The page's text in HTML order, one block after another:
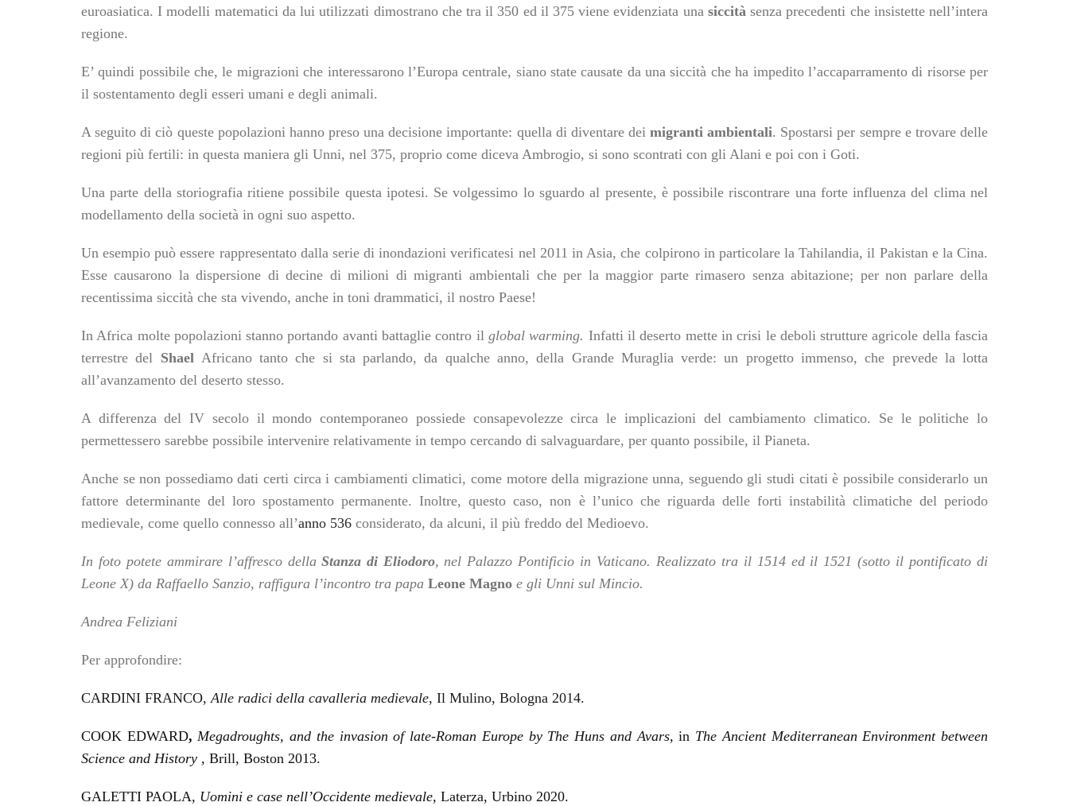
euroasiatica. I modelli matematici da lui utilizzati dimostrano che tra il 350 ed il 375 viene evidenziata una siccitàsenza precedenti che insistette nell’intera
regione.
E’ quindi possibile che, le migrazioni che interessarono l’Europa centrale, siano state causate da una siccità che ha impedito l’accaparramento di risorse per
il sostentamento degli esseri umani e degli animali.
A seguito di ciò queste popolazioni hanno preso una decisione importante: quella di diventare deimigranti ambientali. Spostarsi per sempre e trovare delle
regioni più fertili: in questa maniera gli Unni, nel 375, proprio come diceva Ambrogio, si sono scontrati con gli Alani e poi con i Goti.
Una parte della storiografia ritiene possibile questa ipotesi. Se volgessimo lo sguardo al presente, è possibile riscontrare una forte influenza del clima nel
modellamento della società in ogni suo aspetto.
Un esempio può essere rappresentato dalla serie di inondazioni verificatesi nel 2011 in Asia, che colpirono in particolare la Tahilandia, il Pakistan e la Cina.
Esse causarono la dispersione di decine di milioni di migranti ambientali che per la maggior parte rimasero senza abitazione; per non parlare della
recentissima siccità che sta vivendo, anche in toni drammatici, il nostro Paese!
In Africa molte popolazioni stanno portando avanti battaglie contro ilglobal warming. Infatti il deserto mette in crisi le deboli strutture agricole della fascia
terrestre del Shael Africano tanto che si sta parlando, da qualche anno, della Grande Muraglia verde: un progetto immenso, che prevede la lotta
all’avanzamento del deserto stesso.
A differenza del IV secolo il mondo contemporaneo possiede consapevolezze circa le implicazioni del cambiamento climatico. Se le politiche lo
permettessero sarebbe possibile intervenire relativamente in tempo cercando di salvaguardare, per quanto possibile, il Pianeta.
Anche se non possediamo dati certi circa i cambiamenti climatici, come motore della migrazione unna, seguendo gli studi citati è possibile considerarlo un
fattore determinante del loro spostamento permanente. Inoltre, questo caso, non è l’unico che riguarda delle forti instabilità climatiche del periodo
medievale, come quello connesso all’anno 536considerato, da alcuni, il più freddo del Medioevo.
In foto potete ammirare l’affresco dellaStanza di Eliodoro, nel Palazzo Pontificio in Vaticano. Realizzato tra il 1514 ed il 1521 (sotto il pontificato di
Leone X) da Raffaello Sanzio, raffigura l’incontro tra papa Leone Magnoe gli Unni sul Mincio.
Andrea Feliziani
Per approfondire:
CARDINIFRANCO,Alle radici della cavalleria medievale, Il Mulino, Bologna 2014.
COOK EDWARD, Megadroughts, and the invasion of late-Roman Europe by The Huns and Avars,in The Ancient Mediterranean Environment between
Science and History , Brill, Boston 2013.
GALETTI PAOLA, Uomini e case nell’Occidente medievale, Laterza, Urbino 2020.